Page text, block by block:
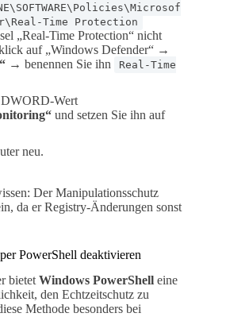
Time Protection
„Real-Time Protection“ nicht
auf „Windows Defender“ →
→ benennen Sie ihn
Real-Time
DWORD-Wert
und setzen Sie ihn auf
neu.
Der Manipulationsschutz
da er Registry-Änderungen sonst
PowerShell deaktivieren
bietet Windows PowerShell eine
den Echtzeitschutz zu
Methode besonders bei